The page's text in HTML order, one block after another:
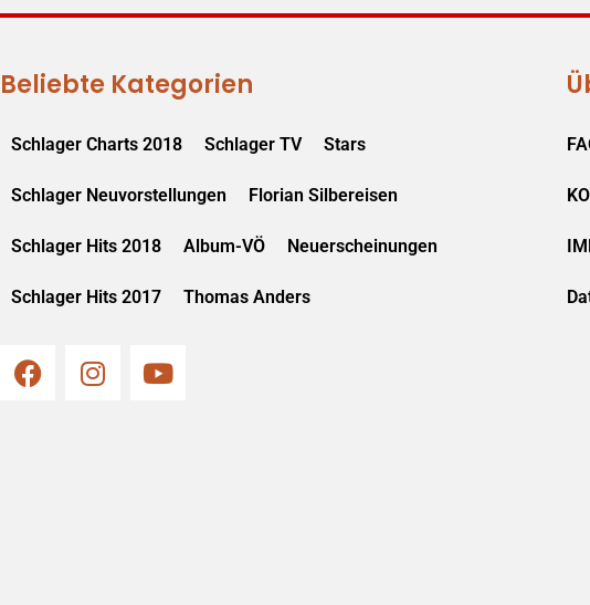
Beliebte Kategorien
Schlager Charts 2018 Schlager TV Stars
Schlager Neuvorstellungen Florian Silbereisen
Schlager Hits 2018 Album-VÖ Neuerscheinungen
Schlager Hits 2017 Thomas Anders